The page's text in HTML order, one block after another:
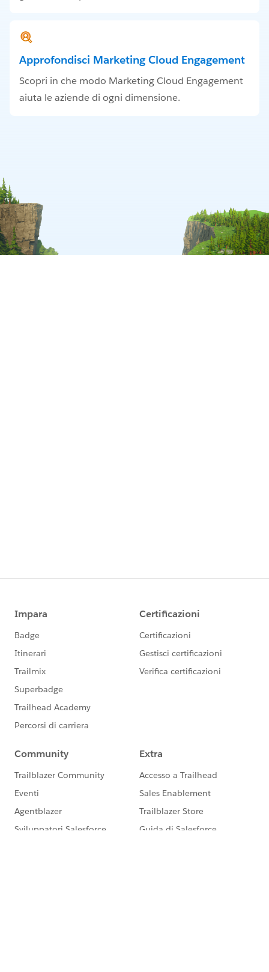
Approfondisci Marketing Cloud Engagement
Scopri in che modo Marketing Cloud Engagement
aiuta le aziende di ogni dimensione.